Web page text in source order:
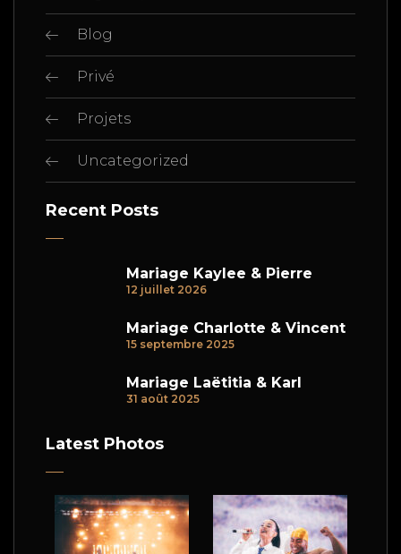
Blog
Privé
Projets
Uncategorized
Recent Posts
Mariage Kaylee & Pierre
12 juillet 2026
Mariage Charlotte & Vincent
15 septembre 2025
Mariage Laëtitia & Karl
31 août 2025
Latest Photos